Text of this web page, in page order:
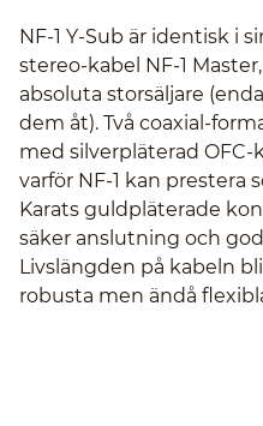
NF-1 Y-Sub är identisk i
stereo-kabel NF-1
absoluta storsäljare
dem åt). Två coaxial-
med silverpläterad OFC-
varför NF-1 kan prestera
Karats guldpläterade
säker anslutning och
Livslängden på kabeln
robusta men ändå